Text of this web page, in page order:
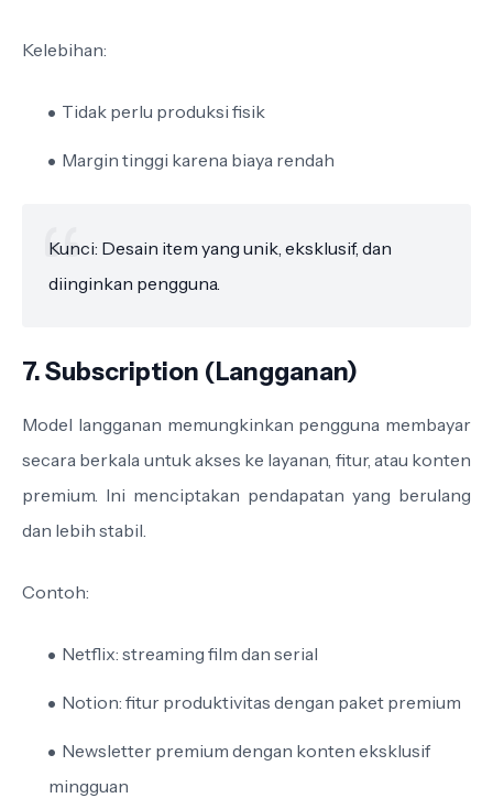
Kelebihan:
Tidak perlu produksi fisik
Margin tinggi karena biaya rendah
Kunci: Desain item yang unik, eksklusif, dan
diinginkan pengguna.
7. Subscription (Langganan)
Model langganan memungkinkan pengguna membayar
secara berkala untuk akses ke layanan, fitur, atau konten
premium. Ini menciptakan pendapatan yang berulang
dan lebih stabil.
Contoh:
Netflix: streaming film dan serial
Notion: fitur produktivitas dengan paket premium
Newsletter premium dengan konten eksklusif
mingguan